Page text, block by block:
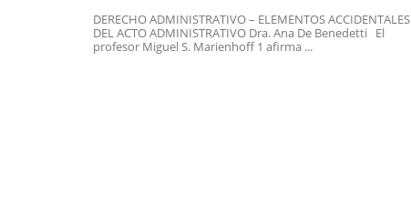
DERECHO ADMINISTRATIVO – ELEMENTOS ACCIDENTALES
DEL ACTO ADMINISTRATIVO Dra. Ana De Benedetti El
profesor Miguel S. Marienhoff 1 afirma ...